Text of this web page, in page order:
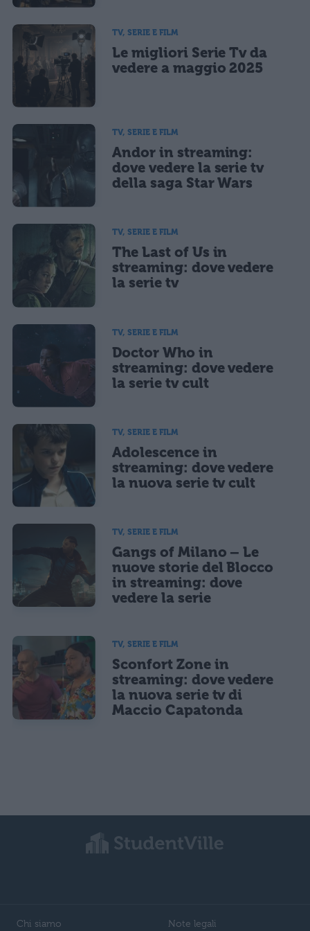
TV, SERIE E FILM
Le migliori Serie Tv da
vedere a maggio 2025
TV, SERIE E FILM
Andor in streaming:
dove vedere la serie tv
della saga Star Wars
TV, SERIE E FILM
The Last of Us in
streaming: dove vedere
la serie tv
TV, SERIE E FILM
Doctor Who in
streaming: dove vedere
la serie tv cult
TV, SERIE E FILM
Adolescence in
streaming: dove vedere
la nuova serie tv cult
TV, SERIE E FILM
Gangs of Milano – Le
nuove storie del Blocco
in streaming: dove
vedere la serie
TV, SERIE E FILM
Sconfort Zone in
streaming: dove vedere
la nuova serie tv di
Maccio Capatonda
Chi siamo Note legali